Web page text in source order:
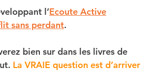
l’Ecoute Active
sans perdant.
bien sur dans les livres de
La VRAIE question est d’arriver